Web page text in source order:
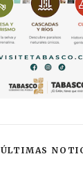
ÚLTIMAS